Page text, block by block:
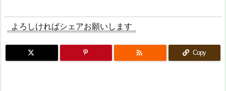
よろしければシェアお願いします
 Copy